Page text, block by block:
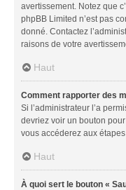
avertissement. Notez que
phpBB Limited n’est pas
donné. Contactez
raisons de votre
Haut
Comment rapporter des
Si l’administrateur l’a
devriez voir un bouton
vous accéderez aux
Haut
À quoi sert le bouton «